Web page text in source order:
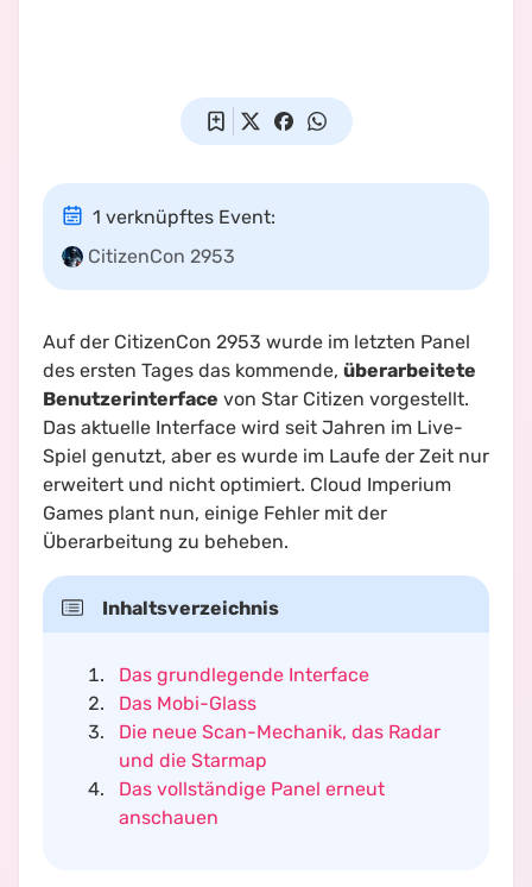
1 verknüpftes Event:
CitizenCon 2953
Auf der CitizenCon 2953 wurde im letzten Panel
des ersten Tages das kommende, überarbeitete
Benutzerinterface von Star Citizen vorgestellt.
Das aktuelle Interface wird seit Jahren im Live-
Spiel genutzt, aber es wurde im Laufe der Zeit nur
erweitert und nicht optimiert. Cloud Imperium
Games plant nun, einige Fehler mit der
Überarbeitung zu beheben.
Inhaltsverzeichnis
Das grundlegende Interface
Das Mobi-Glass
Die neue Scan-Mechanik, das Radar
und die Starmap
Das vollständige Panel erneut
anschauen